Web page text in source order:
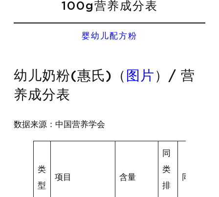
100g营养成分表
婴幼儿配方粉
幼儿奶粉(惠氏)（ 图片 ）/ 营
养成分表
数据来源：中国营养学会
类
型
项目 含量
同
类
排
同类均值